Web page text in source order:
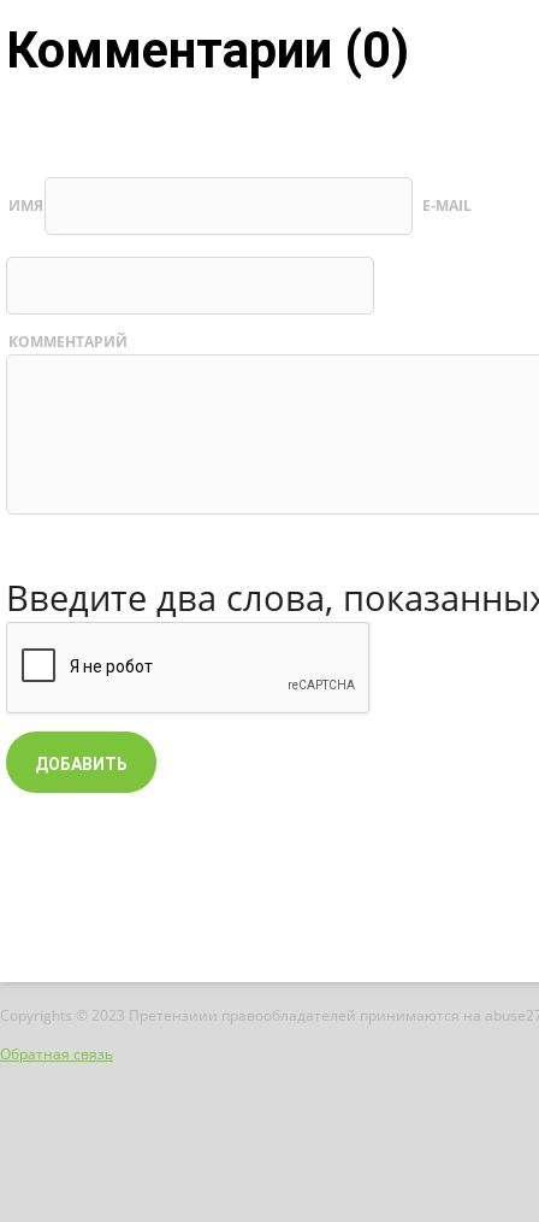
Комментарии (0)
ИМЯ E-MAIL
КОММЕНТАРИЙ
Введите два слова,
Copyrights © 2023 Претензиии правообладателей принимаются на
Обратная связь